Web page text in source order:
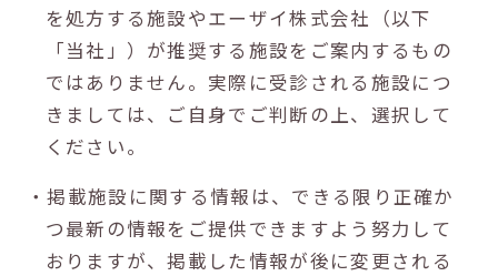
を処方する施設やエーザイ株式会社（以下
「当社」）が推奨する施設をご案内するもの
ではありません。実際に受診される施設につ
きましては、ご自身でご判断の上、選択して
ください。
・掲載施設に関する情報は、できる限り正確か
つ最新の情報をご提供できますよう努力して
おりますが、掲載した情報が後に変更される